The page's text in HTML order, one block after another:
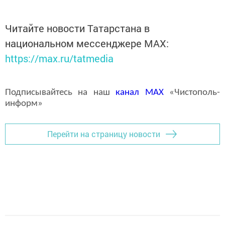
Читайте новости Татарстана в
национальном мессенджере MАХ:
https://max.ru/tatmedia
Подписывайтесь на наш канал MAX«Чистополь-
информ»
Перейти на страницу новости